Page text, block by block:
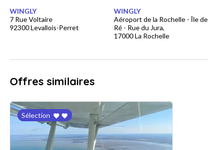
WINGLY
7 Rue Voltaire
92300 Levallois-Perret
WINGLY
Aéroport de la Rochelle - Île de
Ré - Rue du Jura,
17000 La Rochelle
Offres similaires
Sélection